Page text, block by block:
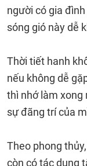
người có gia
sóng gió này dễ
Thời tiết hanh
nếu không dễ
thì nhớ làm xong
sự đãng trí của
Theo phong
còn có tác dụng